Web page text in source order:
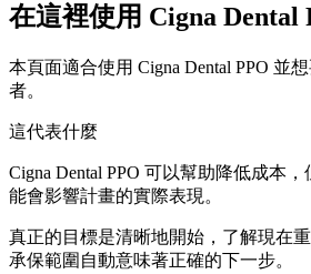
在這裡使用 Cigna Dental
本頁面適合使用 Cigna Dental PPO 並
者。
這代表什麼
Cigna Dental PPO 可以幫助降低成本
能會影響計畫的實際表現。
真正的目標是清晰地開始，了解現在
承保範圍自動意味著正確的下一步。